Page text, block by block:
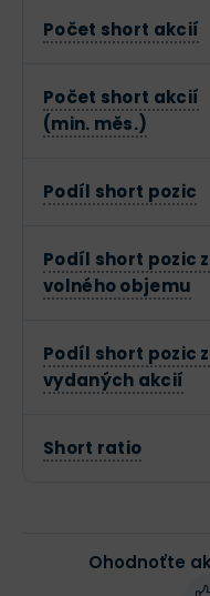
Počet short akcií
Počet short akcií
(min. měs.)
Podíl short pozic
Podíl short pozic z
volného objemu
Podíl short pozic z
vydaných akcií
Short ratio
Ohodnoťte